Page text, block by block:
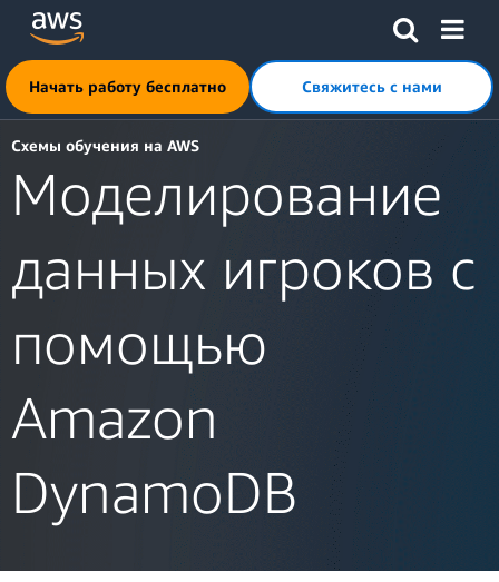
Перейти к главному контенту
Щелкните здесь, чтобы вернуться на главную страницу
Начать работу бесплатно Свяжитесь с нами
Схемы обучения на AWS
Моделирование
данных игроков с
помощью
Amazon
DynamoDB